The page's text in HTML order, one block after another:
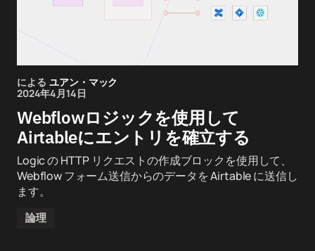
による ユアン・マック
2024年4月14日
Webflowロジックを使用して
Airtableにエントリを確立する
Logic の HTTP リクエストの作成ブロックを使用して、
Webflow フォーム送信からのデータを Airtable に送信し
ます。
論理